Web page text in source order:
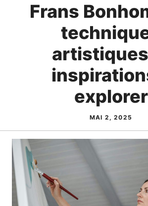
Frans
explorer
MAI 2, 2025